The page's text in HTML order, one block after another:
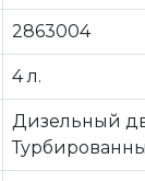
2863004
4 л.
Дизельный